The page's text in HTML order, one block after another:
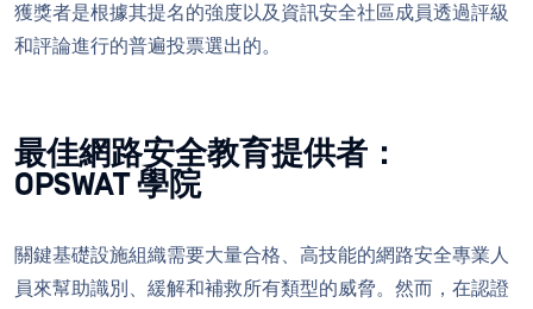
獲獎者是根據其提名的強度以及資訊安全社區成員透過評級
和評論進行的普遍投票選出的。
最佳網路安全教育提供者：
OPSWAT 學院
關鍵基礎設施組織需要大量合格、高技能的網路安全專業人
員來幫助識別、緩解和補救所有類型的威脅。然而，在認證